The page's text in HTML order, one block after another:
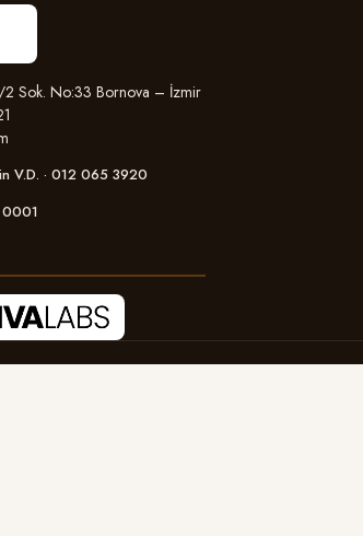
2 Sok. No:33 Bornova – İzmir
V.D. · 012 065 3920